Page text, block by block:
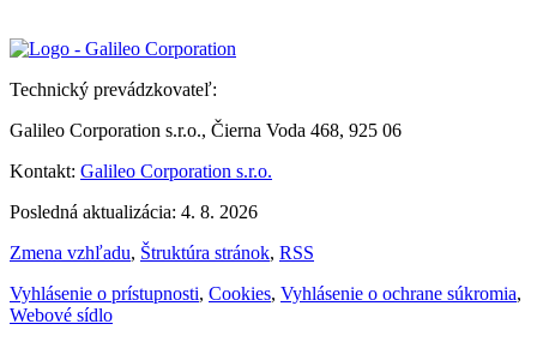
Technický prevádzkovateľ:
Galileo Corporation s.r.o., Čierna Voda 468, 925 06
Kontakt: Galileo Corporation s.r.o.
Posledná aktualizácia: 4. 8. 2026
Zmena vzhľadu, Štruktúra stránok, RSS
Vyhlásenie o prístupnosti, Cookies, Vyhlásenie o ochrane súkromia,
Webové sídlo